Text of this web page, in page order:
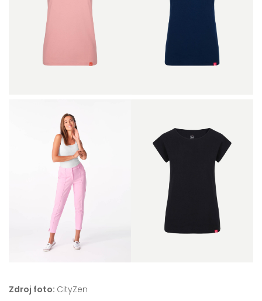
Zdroj foto: CityZen